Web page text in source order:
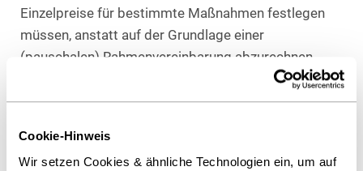
Cookie-Hinweis
Wir setzen Cookies & ähnliche Technologien ein, um auf
Einzelpreise für bestimmte Maßnahmen festlegen
müssen, anstatt auf der Grundlage einer
(pauschalen) Rahmenvereinbarung abzurechnen.
nicht. Auftraggeber dürfen den Schaden auf der
Grundlage zulässigerweise abgeschlossener